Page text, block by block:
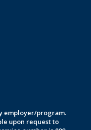
employer/program.
upon request to